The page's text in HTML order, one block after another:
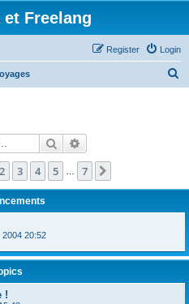
et Freelang
Login
Register
Search
1of 7
2 3 4 5 7
2004 20:52
!